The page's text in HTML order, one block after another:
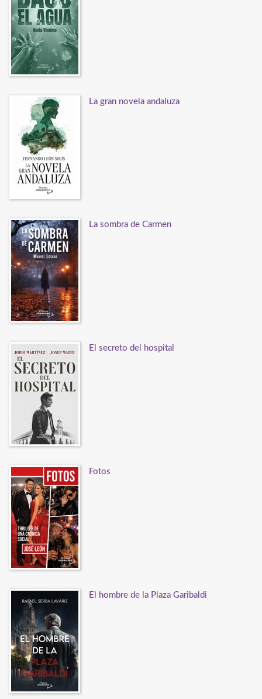
La gran novela andaluza
La sombra de Carmen
El secreto del hospital
Fotos
El hombre de la Plaza Garibaldi